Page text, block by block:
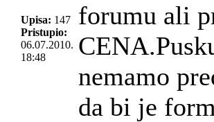
Upisa: 147
Pristupio:
06.07.2010.
18:48
forumu ali
nemamo
da bi je